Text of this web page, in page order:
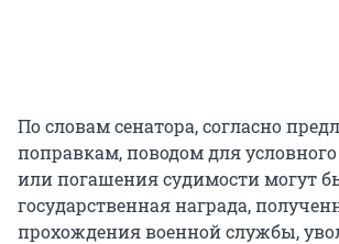
По словам сенатора, согласно
поправкам, поводом для
или погашения судимости могут
государственная награда,
прохождения военной службы,